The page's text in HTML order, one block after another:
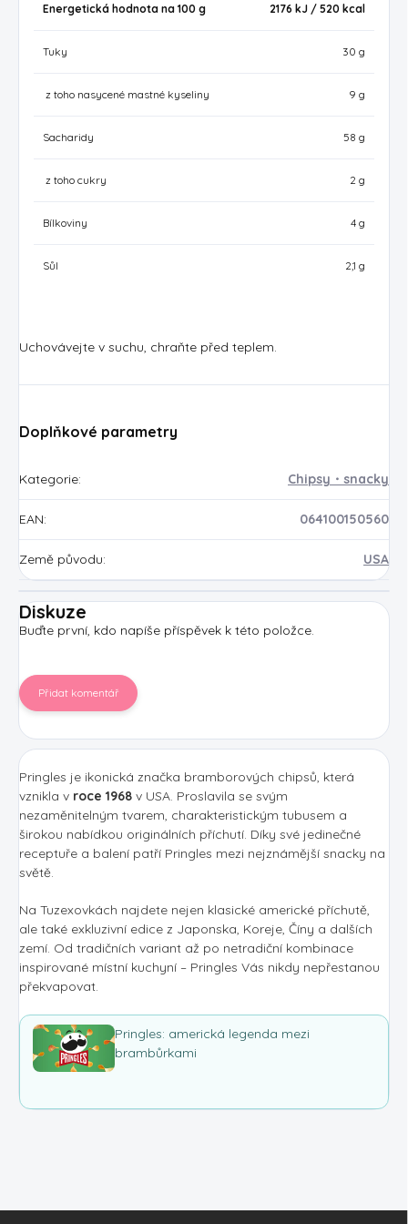
Energetická hodnota na 100 g 2176 kJ / 520 kcal
Tuky 30 g
z toho nasycené mastné kyseliny 9 g
Sacharidy 58 g
z toho cukry 2 g
Bílkoviny 4 g
Sůl 2,1 g
Uchovávejte v suchu, chraňte před teplem.
Doplňkové parametry
Kategorie: Chipsy・snacky
EAN: 064100150560
Země původu: USA
Diskuze
Buďte první, kdo napíše příspěvek k této položce.
Přidat komentář
Pringles je ikonická značka bramborových chipsů, která
vznikla v roce 1968 v USA. Proslavila se svým
nezaměnitelným tvarem, charakteristickým tubusem a
širokou nabídkou originálních příchutí. Díky své jedinečné
receptuře a balení patří Pringles mezi nejznámější snacky na
světě.
Na Tuzexovkách najdete nejen klasické americké příchutě,
ale také exkluzivní edice z Japonska, Koreje, Číny a dalších
zemí. Od tradičních variant až po netradiční kombinace
inspirované místní kuchyní – Pringles Vás nikdy nepřestanou
překvapovat.
Pringles: americká legenda mezi
brambůrkami